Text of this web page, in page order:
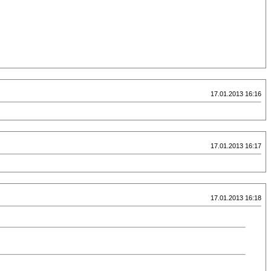
17.01.2013 16:16
17.01.2013 16:17
17.01.2013 16:18